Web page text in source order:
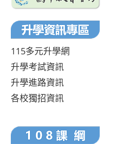
115多元升學網
升學考試資訊
升學進路資訊
各校獨招資訊